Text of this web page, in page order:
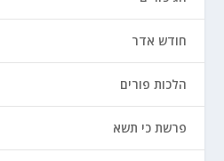
חודש אדר
הלכות פורים
פרשת כי תשא